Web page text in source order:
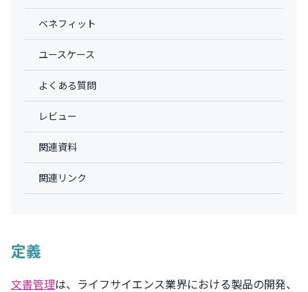
ベネフィット
ユースケース
よくある質問
レビュー
関連資料
関連リンク
定義
文書管理は、ライフサイエンス業界における製品の開発、